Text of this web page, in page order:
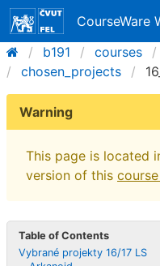
CourseWare
b191
courses
chosen_projects
Warning
This page is located
version of this
Table of Contents
Vybrané projekty 16/17 LS